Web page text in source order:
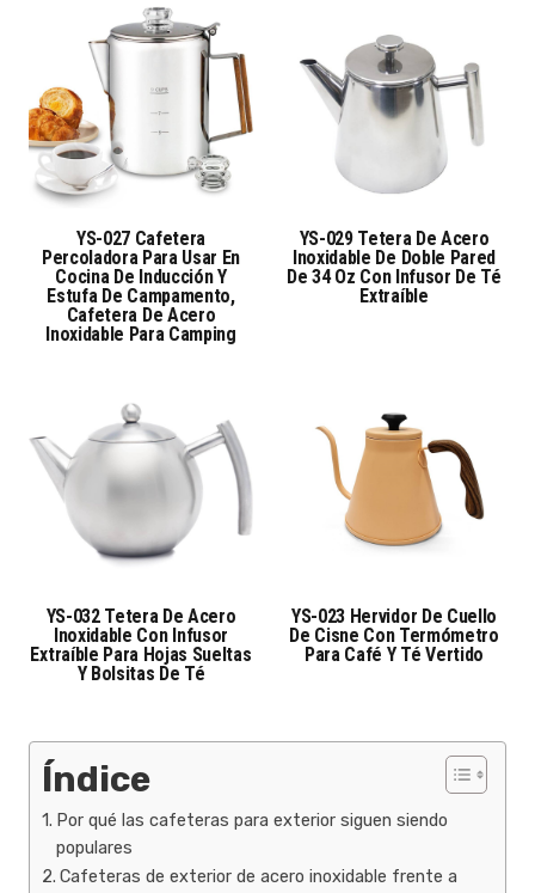
YS-027 Cafetera
Percoladora Para Usar En
Cocina De Inducción Y
Estufa De Campamento,
Cafetera De Acero
Inoxidable Para Camping
YS-029 Tetera De Acero
Inoxidable De Doble Pared
De 34 Oz Con Infusor De Té
Extraíble
YS-032 Tetera De Acero
Inoxidable Con Infusor
Extraíble Para Hojas Sueltas
Y Bolsitas De Té
YS-023 Hervidor De Cuello
De Cisne Con Termómetro
Para Café Y Té Vertido
Índice
Por qué las cafeteras para exterior siguen siendo
populares
Cafeteras de exterior de acero inoxidable frente a